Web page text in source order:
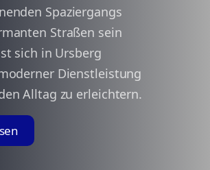
Spaziergangs
Straßen sein
sich in Ursberg
Dienstleistung
Alltag zu erleichtern.